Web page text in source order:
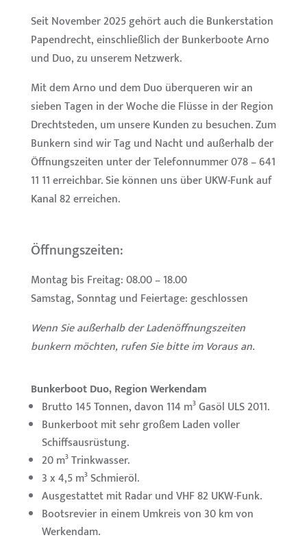
Seit November 2025 gehört auch die Bunkerstation
Papendrecht, einschließlich der Bunkerboote Arno
und Duo, zu unserem Netzwerk.
Mit dem Arno und dem Duo überqueren wir an
sieben Tagen in der Woche die Flüsse in der Region
Drechtsteden, um unsere Kunden zu besuchen. Zum
Bunkern sind wir Tag und Nacht und außerhalb der
Öffnungszeiten unter der Telefonnummer 078 – 641
11 11 erreichbar. Sie können uns über UKW-Funk auf
Kanal 82 erreichen.
Öffnungszeiten:
Montag bis Freitag: 08.00 – 18.00
Samstag, Sonntag und Feiertage: geschlossen
Wenn Sie außerhalb der Ladenöffnungszeiten
bunkern möchten, rufen Sie bitte im Voraus an.
Bunkerboot Duo, Region Werkendam
Brutto 145 Tonnen, davon 114 m³ Gasöl ULS 2011.
Bunkerboot mit sehr großem Laden voller
Schiffsausrüstung.
20 m³ Trinkwasser.
3 x 4,5 m³ Schmieröl.
Ausgestattet mit Radar und VHF 82 UKW-Funk.
Bootsrevier in einem Umkreis von 30 km von
Werkendam.